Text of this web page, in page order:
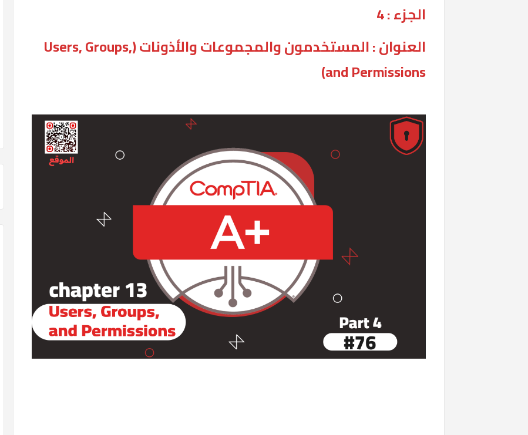
الجزء : 4
العنوان : المستخدمون والمجموعات والأذونات (Users, Groups,
and Permissions)